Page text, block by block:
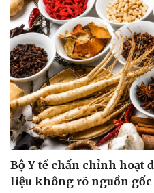
Văn học
Âm nhạc
Di sản
Bộ Y tế chấn chỉnh hoạt
liệu không rõ nguồn gốc